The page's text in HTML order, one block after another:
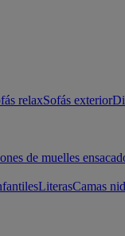
relaxSofás exterior
de muelles
LiterasCamas